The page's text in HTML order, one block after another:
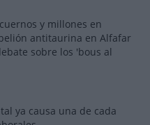
y millones en
antitaurina en Alfafar
sobre los 'bous al
ya causa una de cada